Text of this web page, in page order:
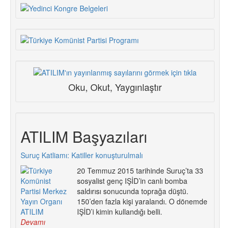
Oku, Okut, Yaygınlaştır
ATILIM Başyazıları
Suruç Katliamı: Katiller konuşturulmalı
20 Temmuz 2015 tarihinde Suruç’ta 33
sosyalist genç IŞİD’in canlı bomba
saldırısı sonucunda toprağa düştü.
150’den fazla kişi yaralandı. O dönemde
IŞİD’i kimin kullandığı belli.
Devamı